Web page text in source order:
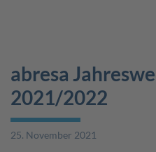
abresa
2021/2022
25. November 2021